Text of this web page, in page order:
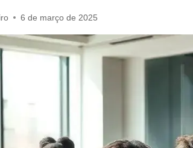
6 de março de 2025